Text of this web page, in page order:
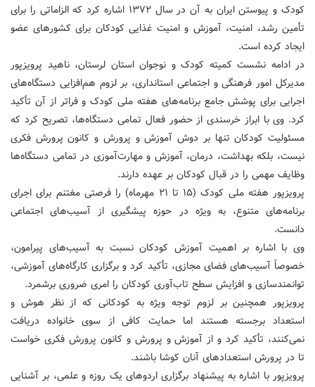
کودک و پیوستن ایران به آن در سال ۱۳۷۲ اشاره کرد که الزاماتی را برای
تأمین رشد، امنیت، آموزش و امنیت غذایی کودکان برای کشورهای عضو
ایجاد کرده است.
در ادامه نشست کمیته کودک و نوجوان استان لرستان، ناهید پرویزپور
مدیرکل امور فرهنگی و اجتماعی استانداری، بر لزوم هم‌افزایی دستگاه‌های
اجرایی برای پوشش جامع برنامه‌های هفته ملی کودک و فراتر از آن تأکید
کرد. وی با ابراز خرسندی از حضور فعال تمامی دستگاه‌ها، تصریح کرد که
مسئولیت کودکان تنها بر دوش آموزش و پرورش و کانون پرورش فکری
نیست، بلکه بهداشت، درمان، آموزش و مهارت‌آموزی در تمامی دستگاه‌ها
وظایف مهمی را در قبال کودکان بر عهده دارند.
پرویزپور هفته ملی کودک (۱۵ تا ۲۱ مهرماه) را فرصتی مغتنم برای اجرای
برنامه‌های متنوع، به ویژه در حوزه پیشگیری از آسیب‌های اجتماعی
دانست.
وی با اشاره بر اهمیت آموزش کودکان نسبت به آسیب‌های پیرامون،
خصوصاً آسیب‌های فضای مجازی، تأکید کرد و برگزاری کارگاه‌های آموزشی،
توانمندسازی و افزایش سطح تاب‌آوری کودکان را امری ضروری برشمرد.
پرویزپور همچنین بر لزوم توجه ویژه به کودکانی که از نظر هوش و
استعداد برجسته هستند اما حمایت کافی از سوی خانواده دریافت
نمی‌کنند، تأکید کرد و از آموزش و پرورش و کانون پرورش فکری خواست
تا در پرورش استعدادهای آنان کوشا باشند.
پرویزپور با اشاره به پیشنهاد برگزاری اردوهای یک روزه و علمی، بر آشنایی